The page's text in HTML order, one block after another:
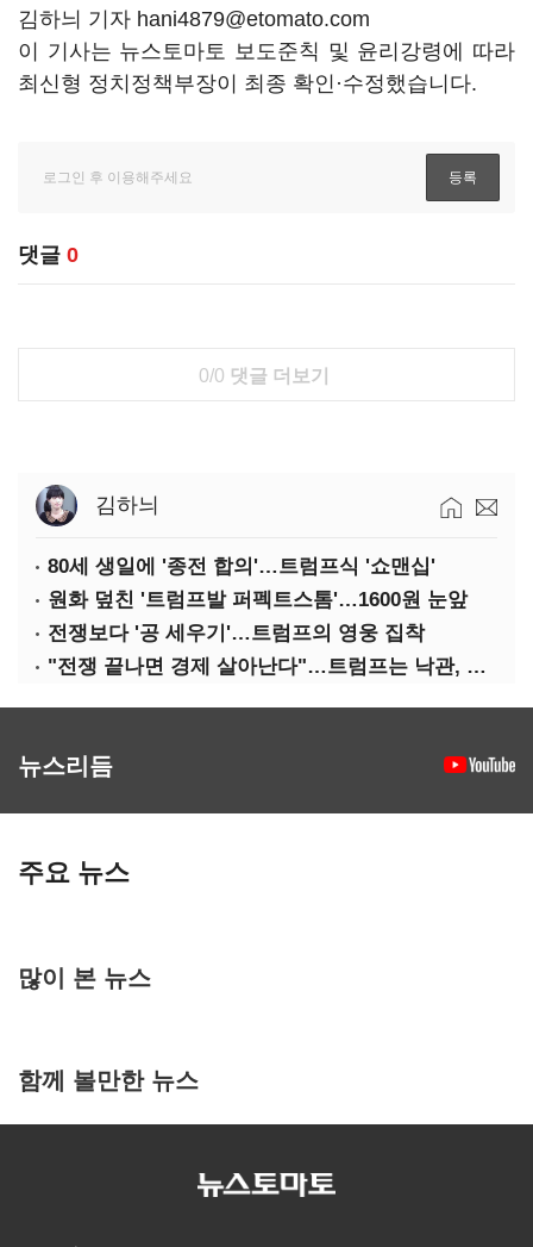
김하늬 기자 hani4879@etomato.com
이 기사는 뉴스토마토 보도준칙 및 윤리강령에 따라
최신형 정치정책부장이 최종 확인·수정했습니다.
댓글 0
0/0 댓글 더보기
김하늬
80세 생일에 '종전 합의'…트럼프식 '쇼맨십'
원화 덮친 '트럼프발 퍼펙트스톰'…1600원 눈앞
전쟁보다 '공 세우기'…트럼프의 영웅 집착
"전쟁 끝나면 경제 살아난다"…트럼프는 낙관, 미국인은 싸늘
뉴스리듬
주요 뉴스
많이 본 뉴스
함께 볼만한 뉴스